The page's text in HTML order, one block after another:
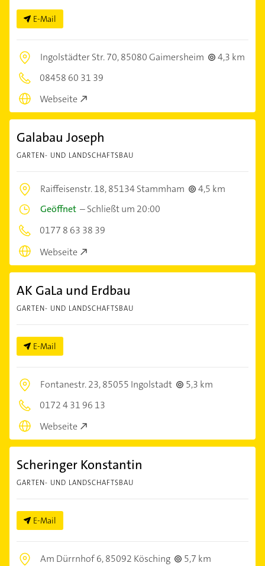
E-Mail
Ingolstädter Str. 70,85080 Gaimersheim
4,3 km
08458 60 31 39
Webseite
Galabau Joseph
GARTEN- UND LANDSCHAFTSBAU
Raiffeisenstr. 18,85134 Stammham
4,5 km
Geöffnet –Schließt um 20:00
0177 8 63 38 39
Webseite
AK GaLa und Erdbau
GARTEN- UND LANDSCHAFTSBAU
E-Mail
Fontanestr. 23,85055 Ingolstadt
5,3 km
0172 4 31 96 13
Webseite
Scheringer Konstantin
GARTEN- UND LANDSCHAFTSBAU
E-Mail
Am Dürrnhof 6,85092 Kösching
5,7 km